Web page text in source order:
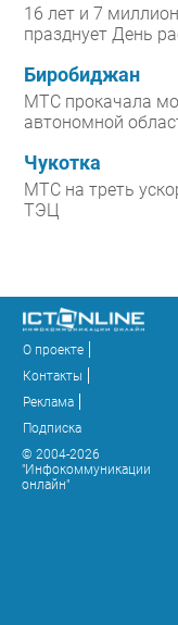
16 лет и 7
празднует День
Биробиджан
МТС прокачала
автономной
Чукотка
МТС на треть
ТЭЦ
О проекте
Контакты
Реклама
Подписка
© 2004-2026
"Инфокоммуникации
онлайн"